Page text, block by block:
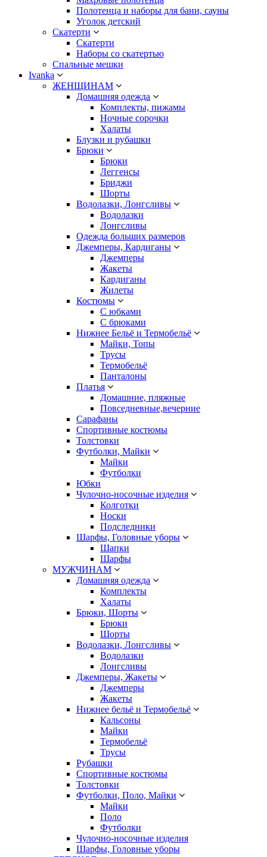
Полотенца и наборы для бани, сауны
Уголок детский
Скатерти
Скатерти
Наборы со скатертью
Спальные мешки
Ivanka
ЖЕНЩИНАМ
Домашняя одежда
Комплекты, пижамы
Ночные сорочки
Халаты
Блузки и рубашки
Брюки
Брюки
Леггенсы
Бриджи
Шорты
Водолазки, Лонгсливы
Водолазки
Лонгсливы
Одежда больших размеров
Джемперы, Кардиганы
Джемперы
Жакеты
Кардиганы
Жилеты
Костюмы
С юбками
С брюками
Нижнее Бельё и Термобельё
Майки, Топы
Трусы
Термобельё
Панталоны
Платья
Домашние, пляжные
Повседневные,вечерние
Сарафаны
Спортивные костюмы
Толстовки
Футболки, Майки
Майки
Футболки
Юбки
Чулочно-носочные изделия
Колготки
Носки
Подследники
Шарфы, Головные уборы
Шапки
Шарфы
МУЖЧИНАМ
Домашняя одежда
Комплекты
Халаты
Брюки, Шорты
Брюки
Шорты
Водолазки, Лонгсливы
Водолазки
Лонгсливы
Джемперы, Жакеты
Джемперы
Жакеты
Нижнее бельё и Термобельё
Кальсоны
Майки
Термобельё
Трусы
Рубашки
Спортивные костюмы
Толстовки
Футболки, Поло, Майки
Майки
Поло
Футболки
Чулочно-носочные изделия
Шарфы, Головные уборы